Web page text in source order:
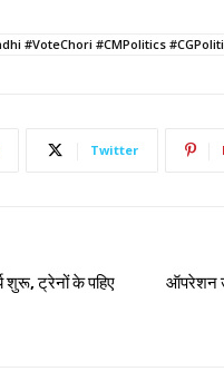
#VoteChori #CMPolitics
Twitter
शुरू, ट्रेनों के पहिए
ऑपरेशन